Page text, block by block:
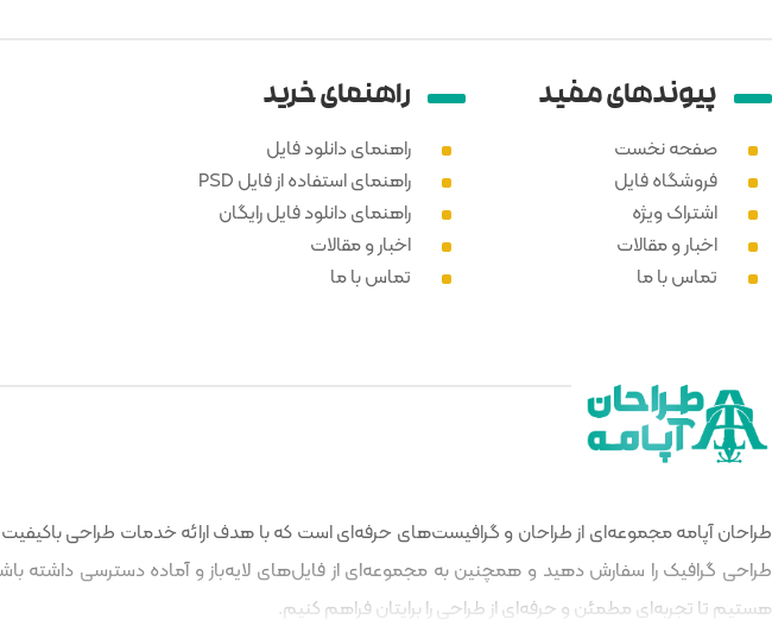
پیوند‌های مفید
صفحه نخست
فروشگاه فایل
اشتراک ویژه
اخبار و مقالات
تماس با ما
راهنمای خرید
راهنمای دانلود فایل
راهنمای استفاده از فایل PSD
راهنمای دانلود فایل رایگان
اخبار و مقالات
تماس با ما
طراحان آپامه مجموعه‌ای از طراحان و گرافیست‌های حرفه‌ای است که با هدف ارائه خدمات طراحی باکیفیت
طراحی گرافیک را سفارش دهید و همچنین به مجموعه‌ای از فایل‌های لایه‌باز و آماده دسترسی داشته
هستیم تا تجربه‌ای مطمئن و حرفه‌ای از طراحی را برایتان فراهم کنیم.